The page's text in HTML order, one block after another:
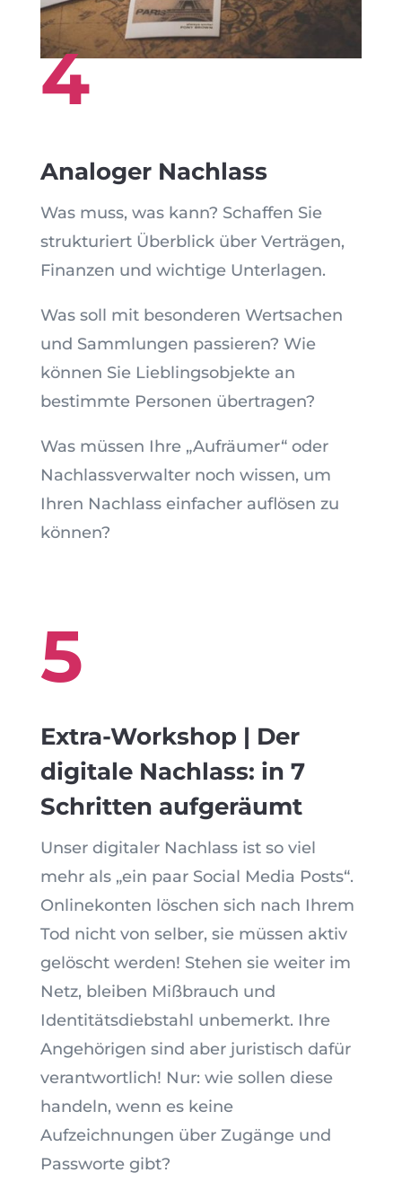
4
Analoger Nachlass
Was muss, was kann? Schaffen Sie
strukturiert Überblick über Verträgen,
Finanzen und wichtige Unterlagen.
Was soll mit besonderen Wertsachen
und Sammlungen passieren? Wie
können Sie Lieblingsobjekte an
bestimmte Personen übertragen?
Was müssen Ihre „Aufräumer“ oder
Nachlassverwalter noch wissen, um
Ihren Nachlass einfacher auflösen zu
können?
5
Extra-Workshop | Der
digitale Nachlass: in 7
Schritten aufgeräumt
Unser digitaler Nachlass ist so viel
mehr als „ein paar Social Media Posts“.
Onlinekonten löschen sich nach Ihrem
Tod nicht von selber, sie müssen aktiv
gelöscht werden! Stehen sie weiter im
Netz, bleiben Mißbrauch und
Identitätsdiebstahl unbemerkt. Ihre
Angehörigen sind aber juristisch dafür
verantwortlich! Nur: wie sollen diese
handeln, wenn es keine
Aufzeichnungen über Zugänge und
Passworte gibt?